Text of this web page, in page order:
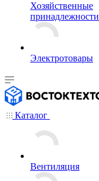
Хозяйственные
принадлежности
Электротовары
Каталог
Вентиляция